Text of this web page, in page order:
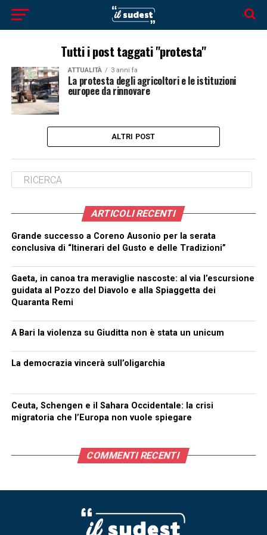
Tutti i post taggati "protesta"
ATTUALITÀ 3 anni fa
La protesta degli agricoltori e le istituzioni
europee da rinnovare
ALTRI POST
ARTICOLI RECENTI
Grande successo a Coreno Ausonio per la serata
conclusiva di “Itinerari del Gusto e delle Tradizioni”
Gaeta, in canoa tra meraviglie nascoste: al via l’escursione
guidata al Pozzo del Diavolo e alla Spiaggetta dei
Quaranta Remi
A Bari la violenza su Giuditta non è stata un unicum
La democrazia vincerà sull’oligarchia
Ceuta, Schengen e il Sahara Occidentale: la crisi
migratoria che l’Europa non vuole spiegare
COMMENTI RECENTI